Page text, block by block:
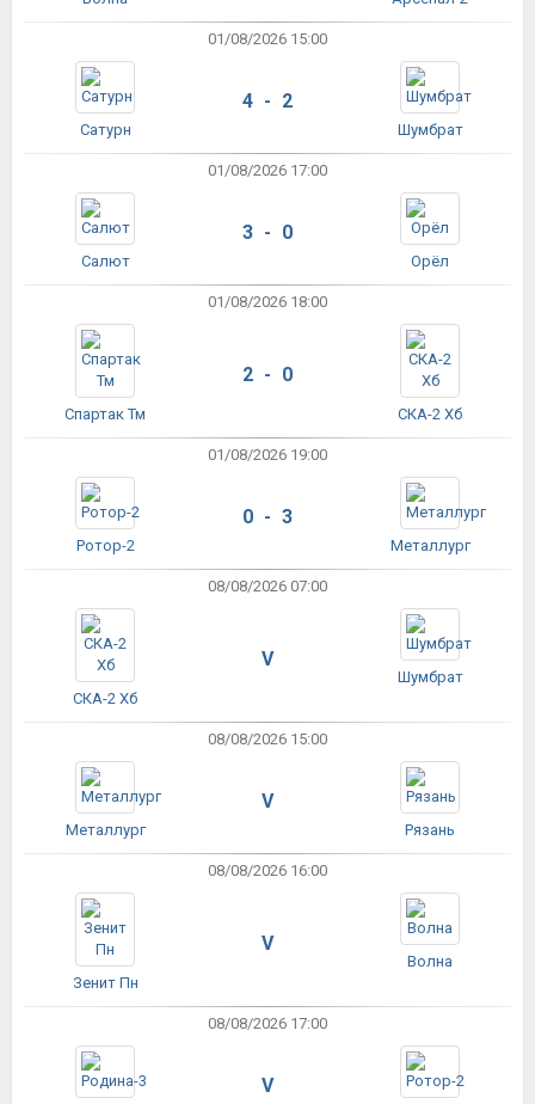
01/08/2026 15:00
Сатурн
4 - 2
Шумбрат
01/08/2026 17:00
Салют
3 - 0
Орёл
01/08/2026 18:00
Спартак Тм
2 - 0
СКА-2 Хб
01/08/2026 19:00
Ротор-2
0 - 3
Металлург
08/08/2026 07:00
СКА-2 Хб
V
Шумбрат
08/08/2026 15:00
Металлург
V
Рязань
08/08/2026 16:00
Зенит Пн
V
Волна
08/08/2026 17:00
V